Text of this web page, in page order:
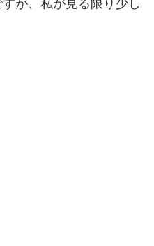
が、私が見る限り少し